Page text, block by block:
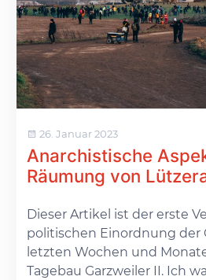
26. Januar 2023
Anarchistische
Räumung von
Dieser Artikel ist der erste
politischen Einordnung der
letzten Wochen und
Tagebau Garzweiler II. Ich